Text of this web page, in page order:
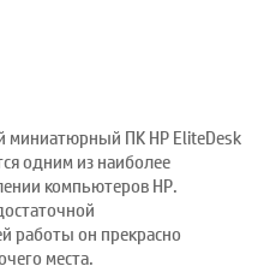
миниатюрный ПК HP EliteDesk
одним из наиболее
компьютеров HP.
работы он прекрасно
места.